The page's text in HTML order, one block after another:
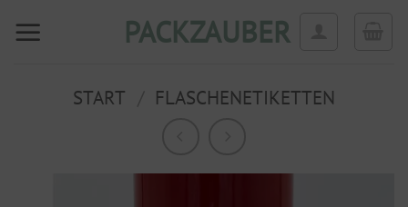
Inhalt
PACKZAUBER
START FLASCHENETIKETTEN